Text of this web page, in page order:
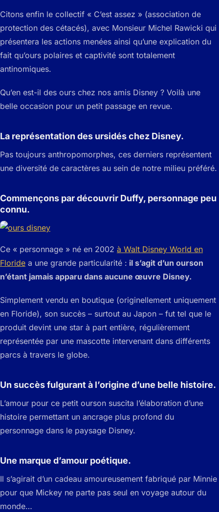
Citons enfin le collectif « C’est assez » (association de
protection des cétacés), avec Monsieur Michel Rawicki qui
présentera les actions menées ainsi qu’une explication du
fait qu’ours polaires et captivité sont totalement
antinomiques.
Qu’en est-il des ours chez nos amis Disney ? Voilà une
belle occasion pour un petit passage en revue.
La représentation des ursidés chez Disney.
Pas toujours anthropomorphes, ces derniers représentent
une diversité de caractères au sein de notre milieu préféré.
Commençons par découvrir Duffy, personnage peu
connu.
Ce « personnage » né en 2002 à Walt Disney World en
Floride a une grande particularité : il s’agit d’un ourson
n’étant jamais apparu dans aucune œuvre Disney.
Simplement vendu en boutique (originellement uniquement
en Floride), son succès – surtout au Japon – fut tel que le
produit devint une star à part entière, régulièrement
représentée par une mascotte intervenant dans différents
parcs à travers le globe.
Un succès fulgurant à l’origine d’une belle histoire.
L’amour pour ce petit ourson suscita l’élaboration d’une
histoire permettant un ancrage plus profond du
personnage dans le paysage Disney.
Une marque d’amour poétique.
Il s’agirait d’un cadeau amoureusement fabriqué par Minnie
pour que Mickey ne parte pas seul en voyage autour du
monde…